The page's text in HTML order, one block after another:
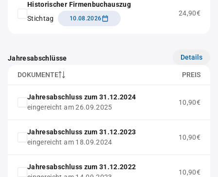
Historischer Firmenbuchauszug
Stichtag
10.08.2026
24,90€
Jahresabschlüsse Details
DOKUMENTE PREIS
Jahresabschluss zum 31.12.2024
eingereicht am 26.09.2025
10,90€
Jahresabschluss zum 31.12.2023
eingereicht am 18.09.2024
10,90€
Jahresabschluss zum 31.12.2022
10,90€